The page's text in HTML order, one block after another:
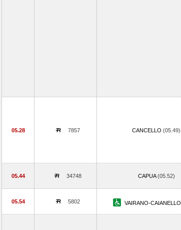
05.28 7857 CANCELLO (05.49)
05.44 34748 CAPUA(05.52)
05.54 5802 VAIRANO-CAIANELLO